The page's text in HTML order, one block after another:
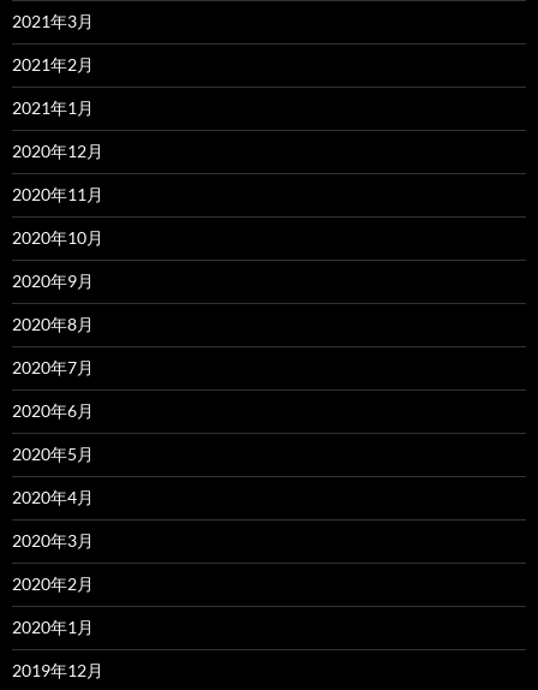
2021年3月
2021年2月
2021年1月
2020年12月
2020年11月
2020年10月
2020年9月
2020年8月
2020年7月
2020年6月
2020年5月
2020年4月
2020年3月
2020年2月
2020年1月
2019年12月